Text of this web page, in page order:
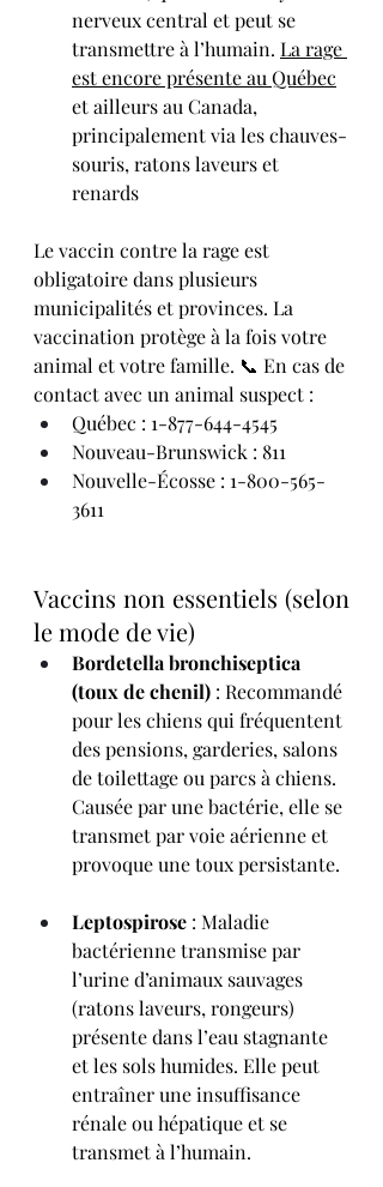
nerveux central et peut se
transmettre à l’humain. La rage
est encore présente au Québec
et ailleurs au Canada,
principalement via les chauves-
souris, ratons laveurs et
renards
Le vaccin contre la rage est
obligatoire dans plusieurs
municipalités et provinces. La
vaccination protège à la fois votre
animal et votre famille. 📞 En cas de
contact avec un animal suspect :
Québec : 1-877-644-4545
Nouveau-Brunswick : 811
Nouvelle-Écosse : 1-800-565-
3611
Vaccins non essentiels (selon
le mode de vie)
Bordetella bronchiseptica
(toux de chenil) : Recommandé
pour les chiens qui fréquentent
des pensions, garderies, salons
de toilettage ou parcs à chiens.
Causée par une bactérie, elle se
transmet par voie aérienne et
provoque une toux persistante.
Leptospirose : Maladie
bactérienne transmise par
l’urine d’animaux sauvages
(ratons laveurs, rongeurs)
présente dans l’eau stagnante
et les sols humides. Elle peut
entraîner une insuffisance
rénale ou hépatique et se
transmet à l’humain.